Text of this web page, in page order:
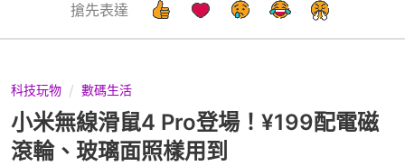
搶先表達
科技玩物 數碼生活
小米無線滑鼠4 Pro登場！¥199配電磁
滾輪、玻璃面照樣用到